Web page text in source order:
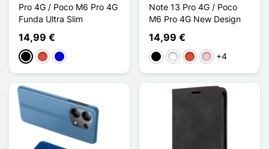
Pro 4G / Poco M6 Pro 4G
Funda Ultra Slim
14,99 €
NegroRojoAzul
Note 13 Pro 4G / Poco
M6 Pro 4G New Design
14,99 €
NegroBlancoRojoRosa+4